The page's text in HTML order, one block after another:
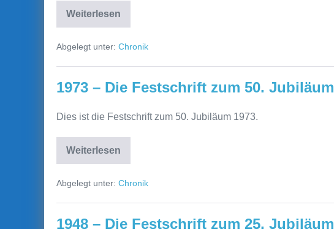
Weiterlesen
1998
–
Festschrift
75.
Abgelegt unter: Chronik
1973 – Die Festschrift zum 50. Jubiläum
Dies ist die Festschrift zum 50. Jubiläum 1973.
Weiterlesen
1973
–
Festschrift
50.
Abgelegt unter: Chronik
1948 – Die Festschrift zum 25. Jubiläum